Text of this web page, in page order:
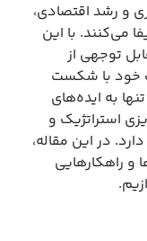
و رشد اقتصادی،
می‌کنند. با این
توجهی از
خود با شکست
به ایده‌های
استراتژیک و
در این مقاله،
راهکارهایی